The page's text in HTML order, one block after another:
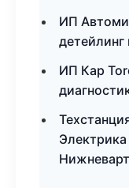
ИП
ИП Кар